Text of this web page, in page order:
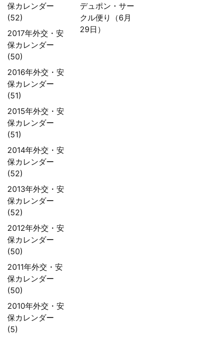
保カレンダー
(52)
2017年外交・安
保カレンダー
(50)
2016年外交・安
保カレンダー
(51)
2015年外交・安
保カレンダー
(51)
2014年外交・安
保カレンダー
(52)
2013年外交・安
保カレンダー
(52)
2012年外交・安
保カレンダー
(50)
2011年外交・安
保カレンダー
(50)
2010年外交・安
保カレンダー
(5)
デュポン・サー
クル便り（6月
29日）